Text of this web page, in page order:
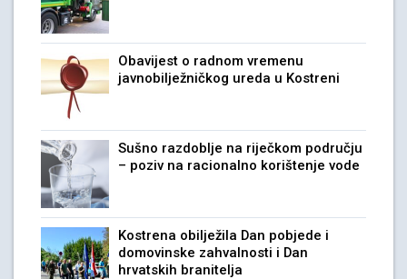
Obavijest o radnom vremenu
javnobilježničkog ureda u Kostreni
Sušno razdoblje na riječkom području
– poziv na racionalno korištenje vode
Kostrena obilježila Dan pobjede i
domovinske zahvalnosti i Dan
hrvatskih branitelja